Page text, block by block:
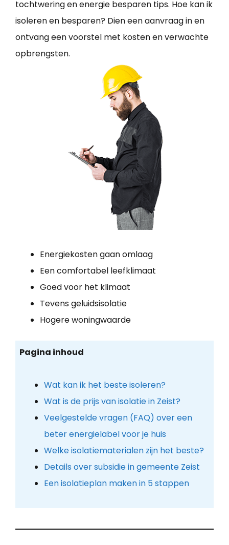
tochtwering en energie besparen tips. Hoe kan ik
isoleren en besparen? Dien een aanvraag in en
ontvang een voorstel met kosten en verwachte
opbrengsten.
Energiekosten gaan omlaag
Een comfortabel leefklimaat
Goed voor het klimaat
Tevens geluidsisolatie
Hogere woningwaarde
Pagina inhoud
Wat kan ik het beste isoleren?
Wat is de prijs van isolatie in Zeist?
Veelgestelde vragen (FAQ) over een
beter energielabel voor je huis
Welke isolatiematerialen zijn het beste?
Details over subsidie in gemeente Zeist
Een isolatieplan maken in 5 stappen